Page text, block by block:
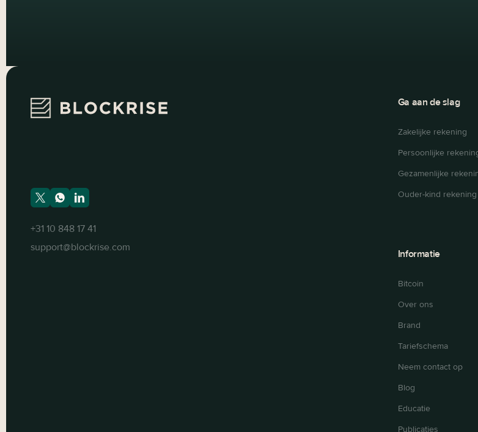
+31 10 848 17 41
support@blockrise.com
Ga aan de slag
Zakelijke rekening
Persoonlijke
Gezamenlijke
Ouder-kind rekening
Informatie
Bitcoin
Over ons
Brand
Tariefschema
Neem contact op
Blog
Educatie
Publicaties